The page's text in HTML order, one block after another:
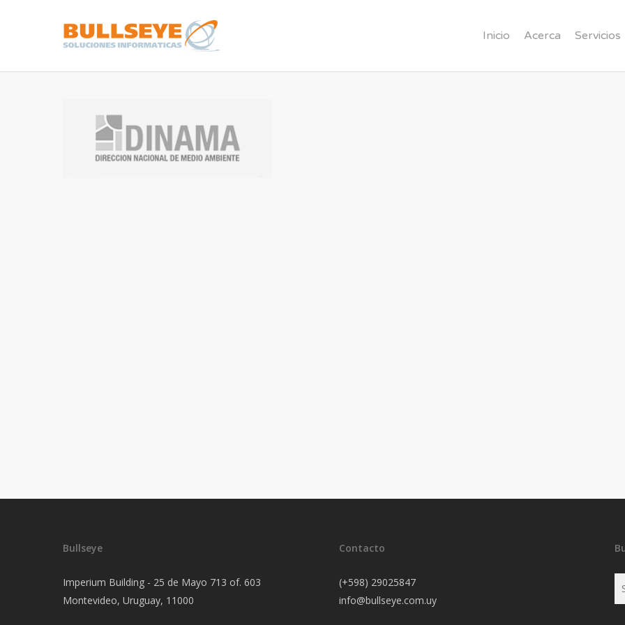
Inicio Acerca Servicios
Bullseye
Imperium Building - 25 de Mayo 713 of. 603
Montevideo, Uruguay, 11000
Contacto
(+598) 29025847
info@bullseye.com.uy